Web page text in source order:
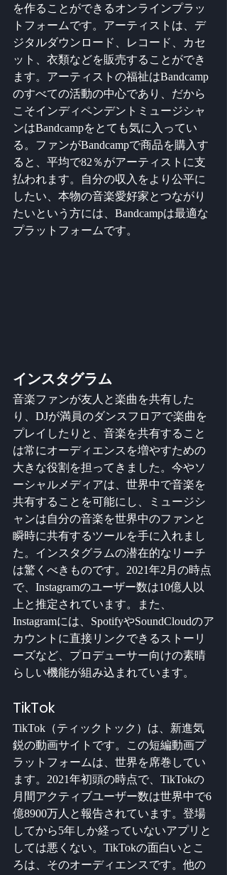
を作ることができるオンラインプラッ
トフォームです。アーティストは、デ
ジタルダウンロード、レコード、カセ
ット、衣類などを販売することができ
ます。アーティストの福祉はBandcamp
のすべての活動の中心であり、だから
こそインディペンデントミュージシャ
ンはBandcampをとても気に入ってい
る。ファンがBandcampで商品を購入す
ると、平均で82％がアーティストに支
払われます。自分の収入をより公平に
したい、本物の音楽愛好家とつながり
たいという方には、Bandcampは最適な
プラットフォームです。
インスタグラム
音楽ファンが友人と楽曲を共有した
り、DJが満員のダンスフロアで楽曲を
プレイしたりと、音楽を共有すること
は常にオーディエンスを増やすための
大きな役割を担ってきました。今やソ
ーシャルメディアは、世界中で音楽を
共有することを可能にし、ミュージシ
ャンは自分の音楽を世界中のファンと
瞬時に共有するツールを手に入れまし
た。インスタグラムの潜在的なリーチ
は驚くべきものです。2021年2月の時点
で、Instagramのユーザー数は10億人以
上と推定されています。また、
Instagramには、SpotifyやSoundCloudのア
カウントに直接リンクできるストーリ
ーズなど、プロデューサー向けの素晴
らしい機能が組み込まれています。
TikTok
TikTok（ティックトック）は、新進気
鋭の動画サイトです。この短編動画プ
ラットフォームは、世界を席巻してい
ます。2021年初頭の時点で、TikTokの
月間アクティブユーザー数は世界中で6
億8900万人と報告されています。登場
してから5年しか経っていないアプリと
しては悪くない。TikTokの面白いとこ
ろは、そのオーディエンスです。他の